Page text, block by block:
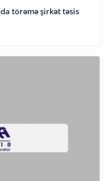
törəmə şirkət təsis